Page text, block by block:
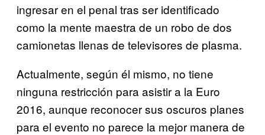
ingresar en el penal tras ser identificado
como la mente maestra de un robo de dos
camionetas llenas de televisores de plasma.
Actualmente, según él mismo, no tiene
ninguna restricción para asistir a la Euro
2016, aunque reconocer sus oscuros planes
para el evento no parece la mejor manera de